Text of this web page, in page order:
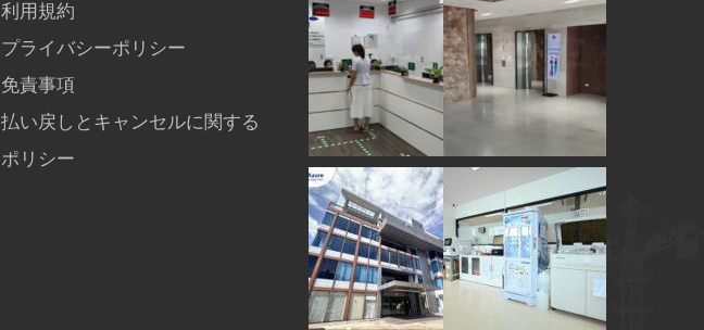
利用規約
プライバシーポリシー
免責事項
払い戻しとキャンセルに関する
ポリシー